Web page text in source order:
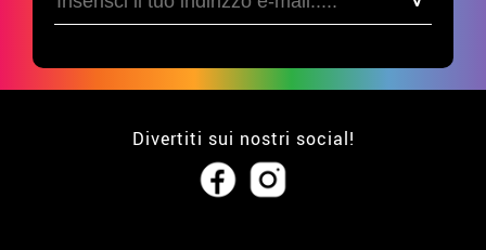
Divertiti sui nostri social!